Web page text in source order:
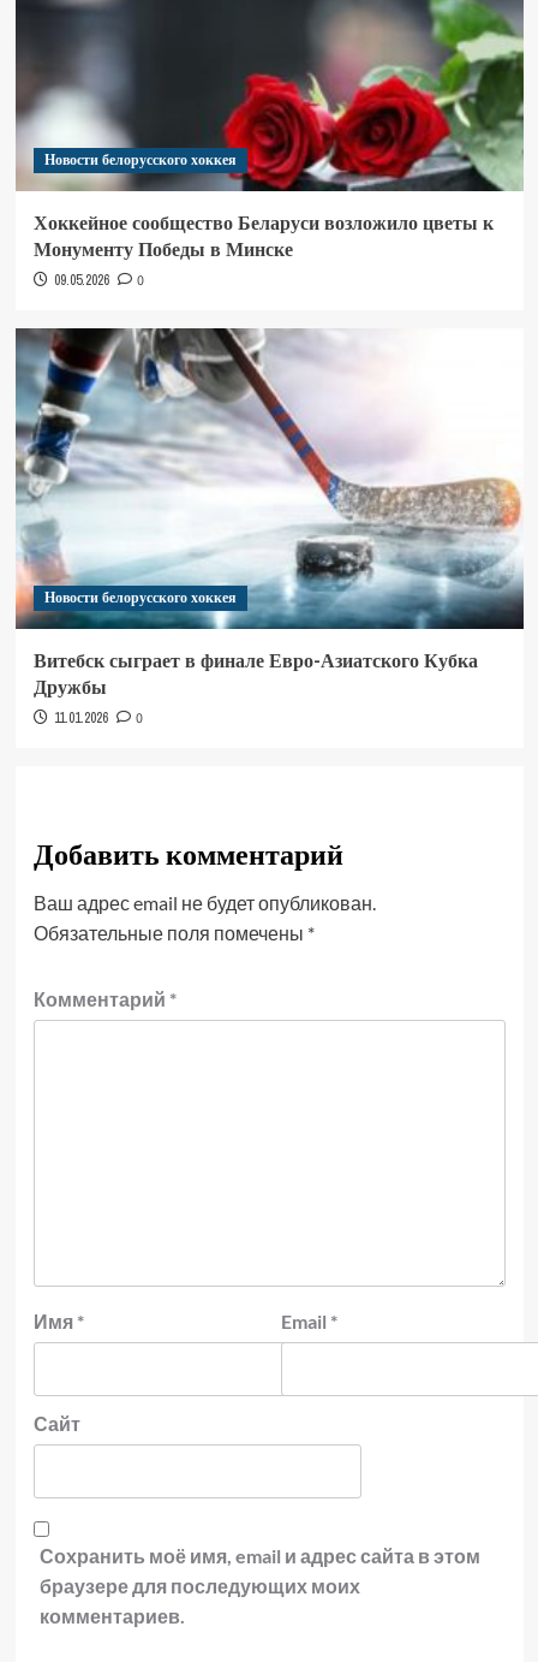
Новости белорусского хоккея
Хоккейное сообщество Беларуси возложило цветы к
Монументу Победы в Минске
09.05.2026 0
Новости белорусского хоккея
Витебск сыграет в финале Евро-Азиатского Кубка
Дружбы
11.01.2026 0
Добавить комментарий
Ваш адрес email не будет опубликован.
Обязательные поля помечены *
Комментарий *
Имя * Email *
Сайт
Сохранить моё имя, email и адрес сайта в этом
браузере для последующих моих
комментариев.